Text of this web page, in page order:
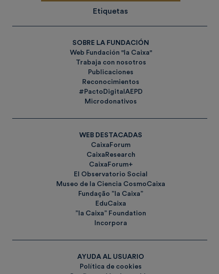
Etiquetas
SOBRE LA FUNDACIÓN
Web Fundación "la Caixa"
Trabaja con nosotros
Publicaciones
Reconocimientos
#PactoDigitalAEPD
Microdonativos
WEB DESTACADAS
CaixaForum
CaixaResearch
CaixaForum+
El Observatorio Social
Museo de la Ciencia CosmoCaixa
Fundação ”la Caixa”
EduCaixa
”la Caixa” Foundation
Incorpora
AYUDA AL USUARIO
Política de cookies